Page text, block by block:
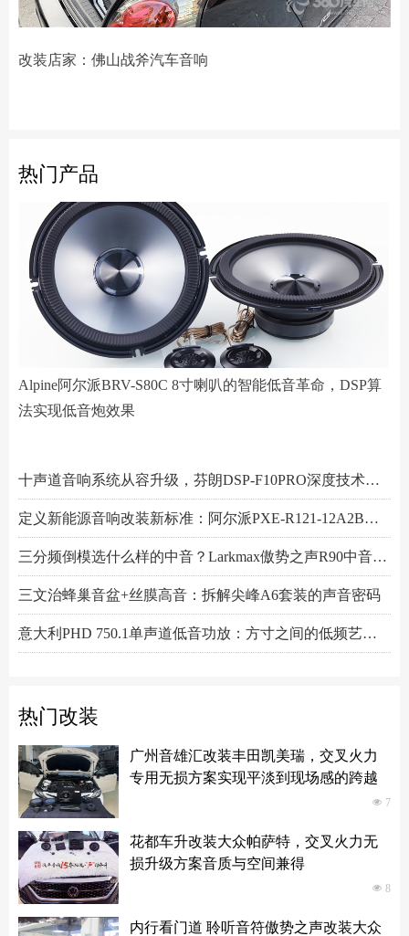
改装店家：佛山战斧汽车音响
热门改装
广州音雄汇改装丰田凯美瑞，交叉火力
专用无损方案实现平淡到现场感的跨越
넶 7
花都车升改装大众帕萨特，交叉火力无
损升级方案音质与空间兼得
넶 8
内行看门道 聆听音符傲势之声改装大众
热门产品
Alpine阿尔派BRV-S80C 8寸喇叭的智能低音革命，DSP算
法实现低音炮效果
三文治蜂巢音盆+丝膜高音：拆解尖峰A6套装的声音密码